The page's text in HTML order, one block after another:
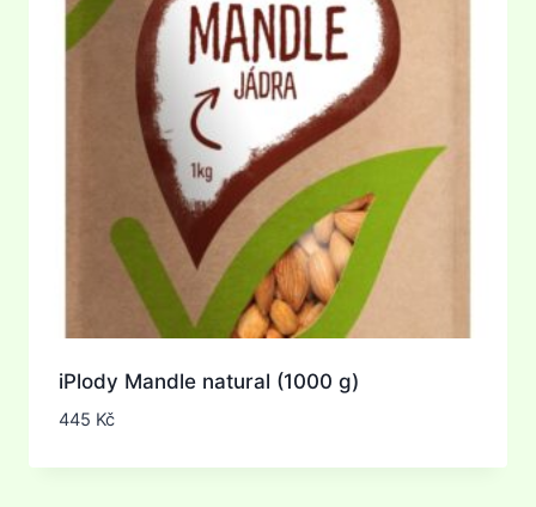
iPlody Mandle natural (1000 g)
445 Kč